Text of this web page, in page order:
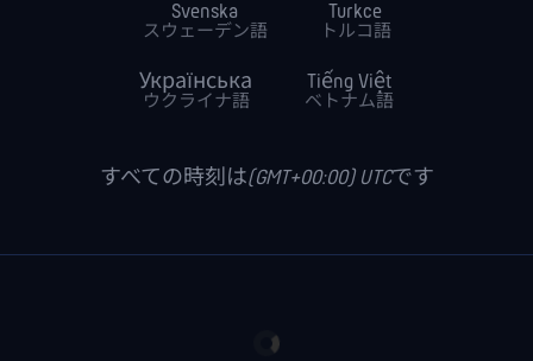
Svenska
スウェーデン語
Turkce
トルコ語
Українська
ウクライナ語
Tiếng Việt
ベトナム語
すべての時刻は(GMT+00:00) UTCです